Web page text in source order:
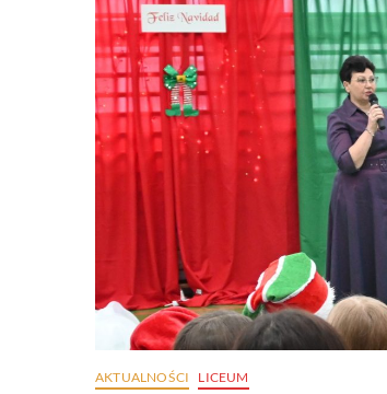
AKTUALNOŚCI LICEUM